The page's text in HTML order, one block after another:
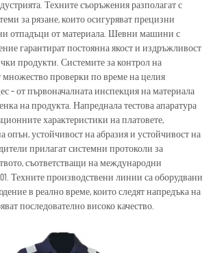
Техните съоръжения разполагат с
за рязане, които осигуряват прецизни
отпадъци от материала. Шевни машини с
гарантират постоянна якост и издръжливост
продукти. Системите за контрол на
множество проверки по време на целия
– от първоначалната инспекция на материала
на продукта. Напреднала тестова апаратура
характеристики на платовете,
опън, устойчивост на абразия и устойчивост на
прилагат системни протоколи за
съответстващи на международни
Техните производствени линии са оборудвани
в реално време, които следят напредъка на
последователно високо качество.